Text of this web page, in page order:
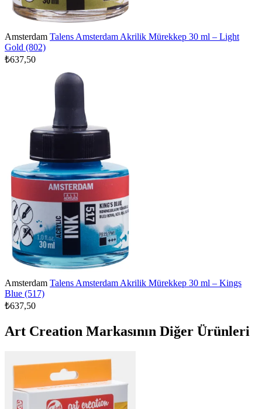
Amsterdam Talens Amsterdam Akrilik Mürekkep 30 ml – Light
Gold (802)
₺637,50
Amsterdam Talens Amsterdam Akrilik Mürekkep 30 ml – Kings
Blue (517)
₺637,50
Art Creation Markasının Diğer Ürünleri